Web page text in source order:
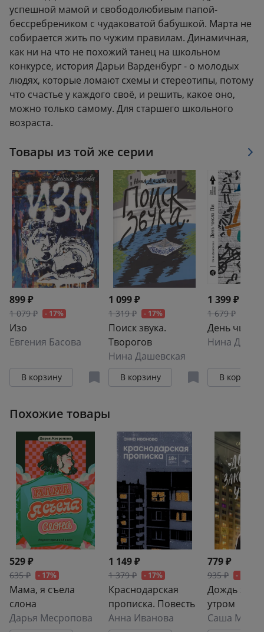
успешной мамой и свободолюбивым папой-
бессребреником с чудаковатой бабушкой. Марта не
собирается жить по чужим правилам. Динамичная,
как ни на что не похожий танец на школьном
конкурсе, история Дарьи Варденбург - о молодых
людях, которые ломают схемы и стереотипы, потому
что счастье у каждого своё, и решить, какое оно,
можно только самому. Для старшего школьного
возраста.
Товары из той же серии
899 ₽
1 079 ₽ - 17%
Изо
Евгения Басова
В корзину
1 099 ₽
1 319 ₽ - 17%
Поиск звука.
Творогов
Нина Дашевская
В корзину
1 399 ₽
1 679 ₽
День числа
Нина
В корзину
Похожие товары
529 ₽
635 ₽ - 17%
Мама, я съела
слона
Дарья Месропова
1 149 ₽
1 379 ₽ - 17%
Краснодарская
прописка. Повесть
Анна Иванова
779 ₽
935 ₽ - 17%
Дождь
утром
Саша